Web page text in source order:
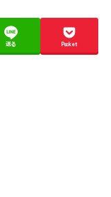
送る Pocket